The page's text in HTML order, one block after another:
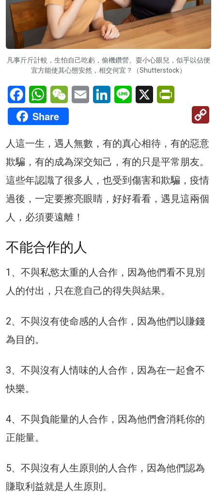
凡事斤斤計較，生怕自己吃虧，偷機鑽營、耍小心眼兒，似乎以佔便
宜方能使其心態安然，相交何宜？（Shutterstock）
FacebookWhatsAppWeChatEmail LinkedInLine X
Share
人這一生，遇人無數，有的真心相待，有的惡意
欺騙，有的成為深交知己，有的只是平常朋友。
這些年認識了很多人，也受到傷害和欺騙，疫情
過後，一定要擦亮眼睛，好好看看，遇見這兩個
人，必須要遠離！
不能合作的人
1、不與私慾太重的人合作，因為他們看不見別
人的付出，只在意自己的得失與結果。
2、不與沒有使命感的人合作，因為他們以賺錢
為目的。
3、不與沒有人情味的人合作，因為在一起會不
快樂。
4、不與負能量的人合作，因為他們會消耗你的
正能量。
5、不與沒有人生原則的人合作，因為他們認為
賺取利益就是人生原則。